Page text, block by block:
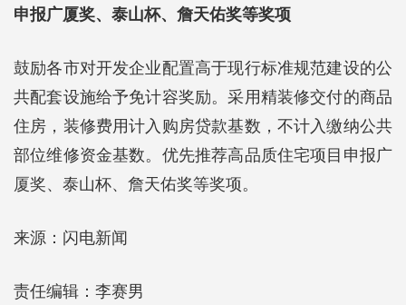
申报广厦奖、泰山杯、詹天佑奖等奖项
鼓励各市对开发企业配置高于现行标准规范建设的公
共配套设施给予免计容奖励。采用精装修交付的商品
住房，装修费用计入购房贷款基数，不计入缴纳公共
部位维修资金基数。优先推荐高品质住宅项目申报广
厦奖、泰山杯、詹天佑奖等奖项。
来源：闪电新闻
责任编辑：李赛男